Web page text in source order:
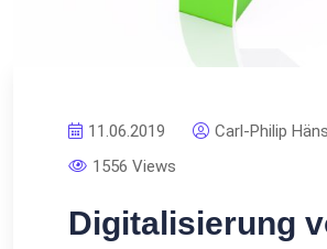
11.06.2019
Carl-Philip
1556 Views
Digitalisierung